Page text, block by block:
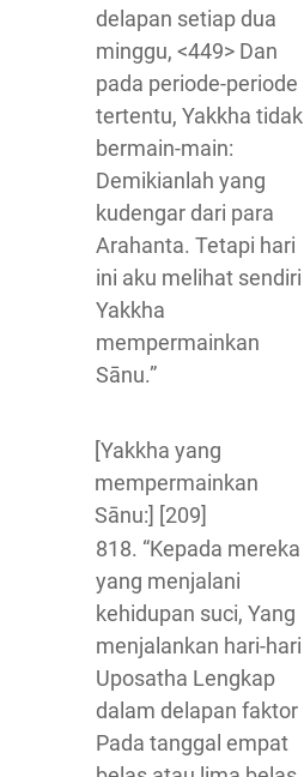
delapan setiap dua
minggu, <449> Dan
pada periode-periode
tertentu, Yakkha tidak
bermain-main:
Demikianlah yang
kudengar dari para
Arahanta. Tetapi hari
ini aku melihat sendiri
Yakkha
mempermainkan
Sānu.”
[Yakkha yang
mempermainkan
Sānu:] [209]
818. “Kepada mereka
yang menjalani
kehidupan suci, Yang
menjalankan hari-hari
Uposatha Lengkap
dalam delapan faktor
Pada tanggal empat